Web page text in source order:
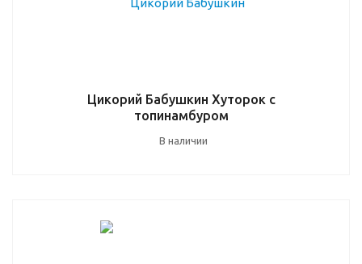
Цикорий Бабушкин Хуторок с
топинамбуром
В наличии